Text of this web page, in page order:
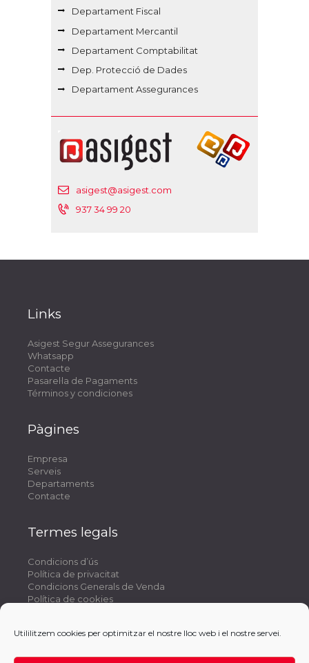
Utililitzem cookies per optimitzar el nostre lloc web i el nostre servei.
Departament Fiscal
Departament Mercantil
Departament Comptabilitat
Dep. Protecció de Dades
Departament Assegurances
asigest@asigest.com
937 34 99 20
Links
Asigest Segur Assegurances
Whatsapp
Contacte
Pasarel·la de Pagaments
Términos y condiciones
Pàgines
Empresa
Serveis
Departaments
Contacte
Termes legals
Condicions d’ús
Política de privacitat
Condicions Generals de Venda
Política de cookies